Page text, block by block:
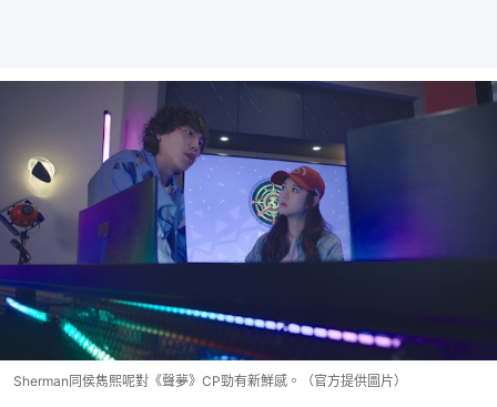
Sherman同侯雋熙呢對《聲夢》CP勁有新鮮感。（官方提供圖片）